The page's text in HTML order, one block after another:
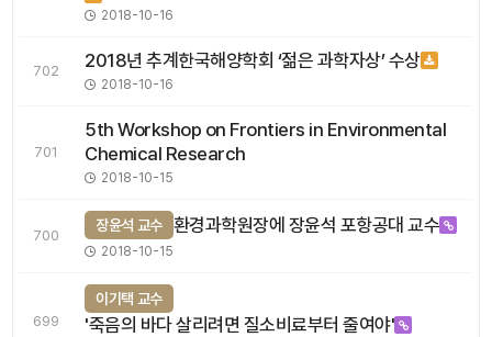
2018-10-16
702 2018년 추계한국해양학회 ‘젊은 과학자상’ 수상
2018-10-16
701
5th Workshop on Frontiers in Environmental
Chemical Research
2018-10-15
700
장윤석 교수 환경과학원장에 장윤석 포항공대 교수
2018-10-15
699
이기택 교수
'죽음의 바다 살리려면 질소비료부터 줄여야'